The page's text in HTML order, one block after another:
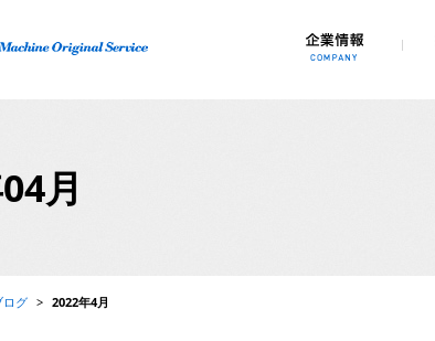
月
ログ > 2022年4月